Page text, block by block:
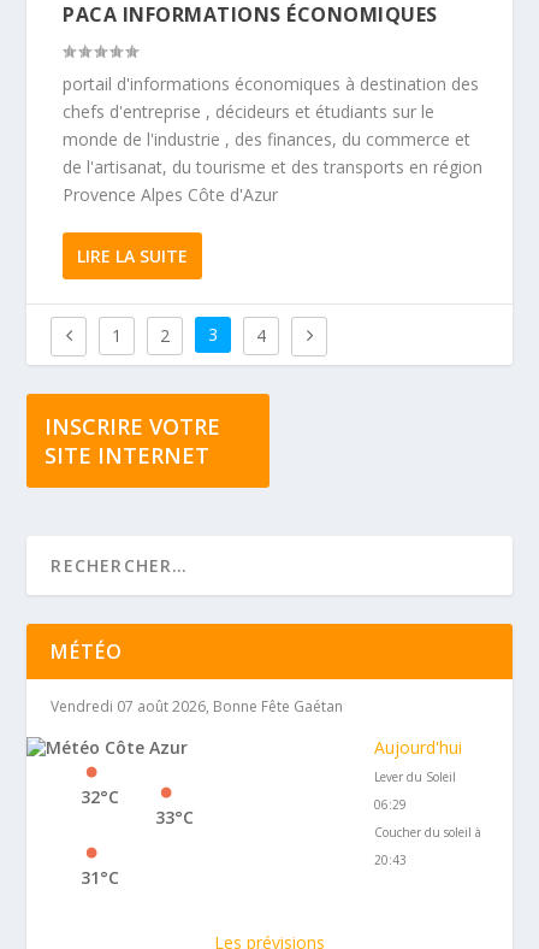
PACA INFORMATIONS ÉCONOMIQUES
portail d'informations économiques à destination des
chefs d'entreprise , décideurs et étudiants sur le
monde de l'industrie , des finances, du commerce et
de l'artisanat, du tourisme et des transports en région
Provence Alpes Côte d'Azur
LIRE LA SUITE
1 2 3 4
INSCRIRE VOTRE
SITE INTERNET
MÉTÉO
Vendredi 07 août 2026, Bonne Fête Gaétan
33°C
32°C
31°C
Aujourd'hui
Lever du Soleil
06:29
Coucher du soleil à
20:43
Les prévisions